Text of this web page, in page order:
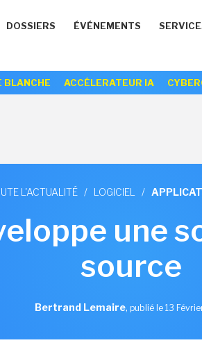
DOSSIERS ÉVÉNEMENTS
BLANCHE ACCÉLERATEUR IA
L'ACTUALITÉ / LOGICIEL /
une
source
Bertrand Lemaire, publié le 13